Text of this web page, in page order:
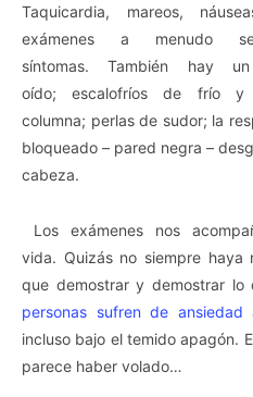
Taquicardia, mareos,
exámenes a menudo
síntomas. También hay
oído; escalofríos de frío
columna; perlas de sudor; la
bloqueado – pared negra –
cabeza.
Los exámenes nos
vida. Quizás no siempre haya
que demostrar y demostrar lo
personas sufren de ansiedad
incluso bajo el temido apagón.
parece haber volado…